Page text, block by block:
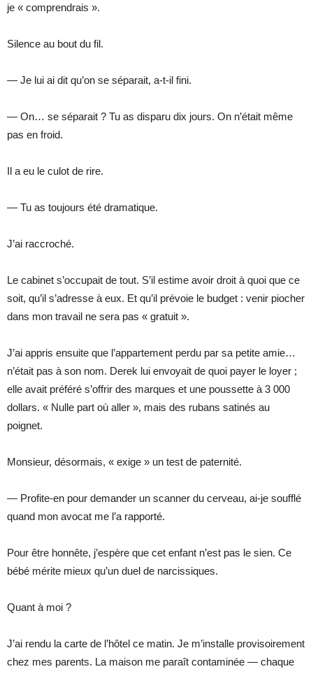
je « comprendrais ».
Silence au bout du fil.
— Je lui ai dit qu’on se séparait, a-t-il fini.
— On… se séparait ? Tu as disparu dix jours. On n’était même
pas en froid.
Il a eu le culot de rire.
— Tu as toujours été dramatique.
J’ai raccroché.
Le cabinet s’occupait de tout. S’il estime avoir droit à quoi que ce
soit, qu’il s’adresse à eux. Et qu’il prévoie le budget : venir piocher
dans mon travail ne sera pas « gratuit ».
J’ai appris ensuite que l’appartement perdu par sa petite amie…
n’était pas à son nom. Derek lui envoyait de quoi payer le loyer ;
elle avait préféré s’offrir des marques et une poussette à 3 000
dollars. « Nulle part où aller », mais des rubans satinés au
poignet.
Monsieur, désormais, « exige » un test de paternité.
— Profite-en pour demander un scanner du cerveau, ai-je soufflé
quand mon avocat me l’a rapporté.
Pour être honnête, j’espère que cet enfant n’est pas le sien. Ce
bébé mérite mieux qu’un duel de narcissiques.
Quant à moi ?
J’ai rendu la carte de l’hôtel ce matin. Je m’installe provisoirement
chez mes parents. La maison me paraît contaminée — chaque